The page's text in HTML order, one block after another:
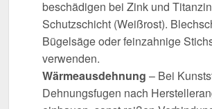
beschädigen bei Zink und
Schutzschicht (Weißrost).
Bügelsäge oder feinzahnige
verwenden.
Wärmeausdehnung – Bei
Dehnungsfugen nach